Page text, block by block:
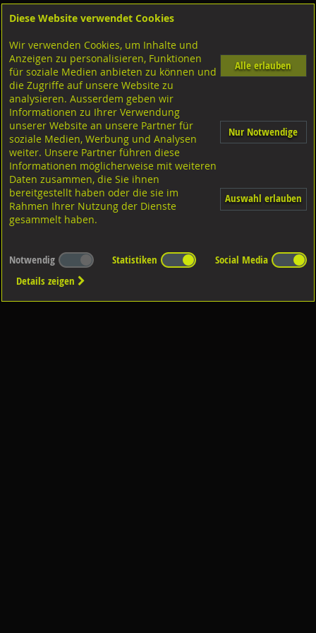
Shop Geländerzubehör
Rondellen
CNS 1.4301
2 Senklöcher
3 Senklöcher
mit gestanzten Befestigungslöchern
Stahl S235JR
Diese Website verwendet Cookies
Wir verwenden Cookies, um Inhalte und
Anzeigen zu personalisieren, Funktionen
für soziale Medien anbieten zu können und
die Zugriffe auf unsere Website zu
analysieren. Ausserdem geben wir
Informationen zu Ihrer Verwendung
unserer Website an unsere Partner für
soziale Medien, Werbung und Analysen
weiter. Unsere Partner führen diese
Informationen möglicherweise mit weiteren
Daten zusammen, die Sie ihnen
bereitgestellt haben oder die sie im
Rahmen Ihrer Nutzung der Dienste
gesammelt haben.
Alle erlauben
Nur Notwendige
Auswahl erlauben
Notwendig Statistiken
Social Media
Details zeigen